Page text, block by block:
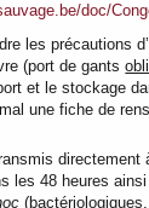
doc/
les précautions
(port de gants
et le stockage
une fiche de
les 48 heures